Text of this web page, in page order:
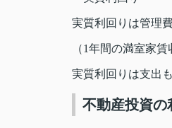
実質利回りは管理
（1年間の満室家
実質利回りは支出
不動産投資の